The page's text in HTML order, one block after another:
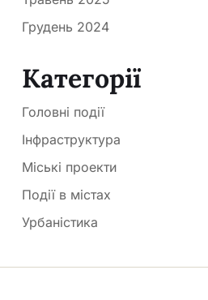
Грудень 2024
Категорії
Головні події
Інфраструктура
Міські проекти
Події в містах
Урбаністика